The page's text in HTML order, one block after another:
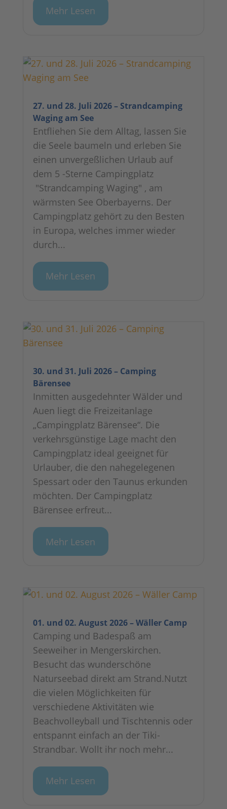
Mehr Lesen
27. und 28. Juli 2026 – Strandcamping
Waging am See
Entfliehen Sie dem Alltag, lassen Sie
die Seele baumeln und erleben Sie
einen unvergeßlichen Urlaub auf
dem 5 -Sterne Campingplatz
"Strandcamping Waging" , am
wärmsten See Oberbayerns. Der
Campingplatz gehört zu den Besten
in Europa, welches immer wieder
durch...
Mehr Lesen
30. und 31. Juli 2026 – Camping
Bärensee
Inmitten ausgedehnter Wälder und
Auen liegt die Freizeitanlage
„Campingplatz Bärensee“. Die
verkehrsgünstige Lage macht den
Campingplatz ideal geeignet für
Urlauber, die den nahegelegenen
Spessart oder den Taunus erkunden
möchten. Der Campingplatz
Bärensee erfreut...
Mehr Lesen
01. und 02. August 2026 – Wäller Camp
Camping und Badespaß am
Seeweiher in Mengerskirchen.
Besucht das wunderschöne
Naturseebad direkt am Strand.Nutzt
die vielen Möglichkeiten für
verschiedene Aktivitäten wie
Beachvolleyball und Tischtennis oder
entspannt einfach an der Tiki-
Strandbar. Wollt ihr noch mehr...
Mehr Lesen